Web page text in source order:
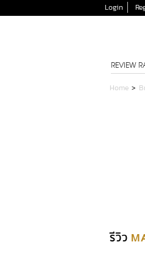
Login
REVIEW
Home >
รีวิว